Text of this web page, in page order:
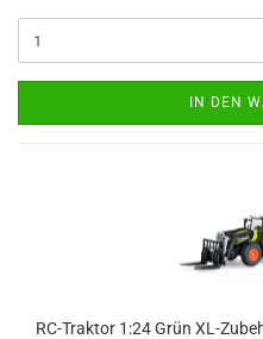
IN DEN
RC-Traktor 1:24 Grün XL-